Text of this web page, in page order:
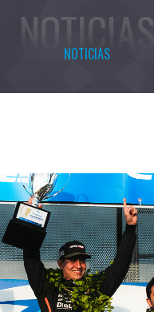
NOTICIAS
NOTICIAS